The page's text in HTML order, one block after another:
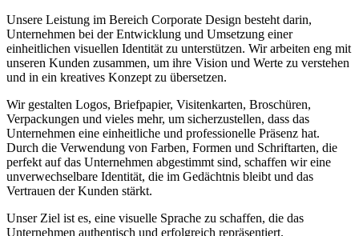
Unsere Leistung im Bereich Corporate Design besteht darin,
Unternehmen bei der Entwicklung und Umsetzung einer
einheitlichen visuellen Identität zu unterstützen. Wir arbeiten eng mit
unseren Kunden zusammen, um ihre Vision und Werte zu verstehen
und in ein kreatives Konzept zu übersetzen.
Wir gestalten Logos, Briefpapier, Visitenkarten, Broschüren,
Verpackungen und vieles mehr, um sicherzustellen, dass das
Unternehmen eine einheitliche und professionelle Präsenz hat.
Durch die Verwendung von Farben, Formen und Schriftarten, die
perfekt auf das Unternehmen abgestimmt sind, schaffen wir eine
unverwechselbare Identität, die im Gedächtnis bleibt und das
Vertrauen der Kunden stärkt.
Unser Ziel ist es, eine visuelle Sprache zu schaffen, die das
Unternehmen authentisch und erfolgreich repräsentiert.